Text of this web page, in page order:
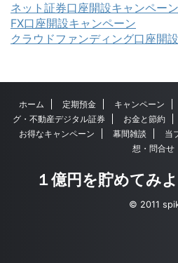
ネット証券口座開設キャンペーン
FX口座開設キャンペーン
クラウドファンディング口座開
ホーム 定期預金 キャンペーン
グ・不動産デジタル証券
お金と節約
お得なキャンペーン
幕間雑談 当
想・問合せ
１億円を貯めてみ
© 2011